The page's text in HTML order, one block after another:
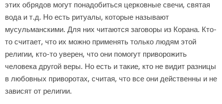
этих обрядов могут понадобиться церковные свечи, святая
вода и т.д. Но есть ритуалы, которые называют
мусульманскими. Для них читаются заговоры из Корана. Кто-
то считает, что их можно применять только людям этой
религии, кто-то уверен, что они помогут приворожить
человека другой веры. Но есть и такие, кто не видит разницы
в любовных приворотах, считая, что все они действенны и не
зависят от религии.